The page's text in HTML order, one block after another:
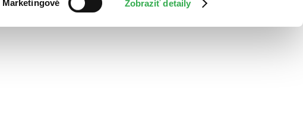
Marketingové Zobraziť detaily